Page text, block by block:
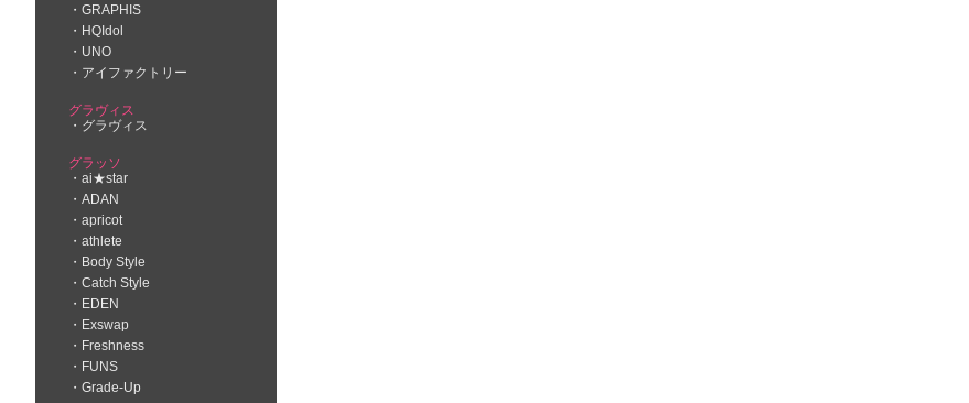
GRAPHIS
HQIdol
UNO
アイファクトリー
グラヴィス
グラヴィス
グラッソ
ai★star
ADAN
apricot
athlete
Body Style
Catch Style
EDEN
Exswap
Freshness
FUNS
Grade-Up